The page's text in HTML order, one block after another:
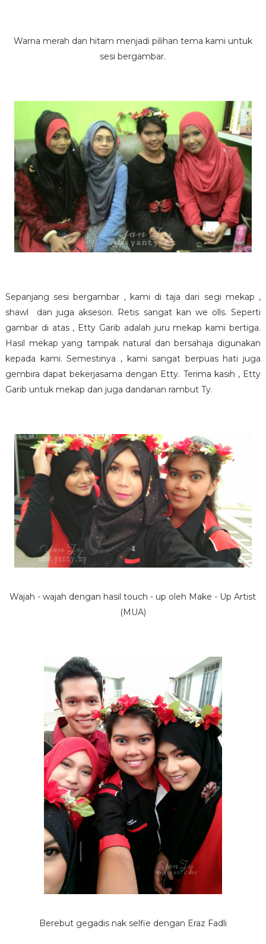
Warna merah dan hitam menjadi pilihan tema kami untuk
sesi bergambar.
Sepanjang sesi bergambar , kami di taja dari segi mekap ,
shawl dan juga aksesori. Retis sangat kan we olls. Seperti
gambar di atas , Etty Garib adalah juru mekap kami bertiga.
Hasil mekap yang tampak natural dan bersahaja digunakan
kepada kami. Semestinya , kami sangat berpuas hati juga
gembira dapat bekerjasama dengan Etty. Terima kasih , Etty
Garib untuk mekap dan juga dandanan rambut Ty.
Wajah - wajah dengan hasil touch - up oleh Make - Up Artist
(MUA)
Berebut gegadis nak selfie dengan Eraz Fadli